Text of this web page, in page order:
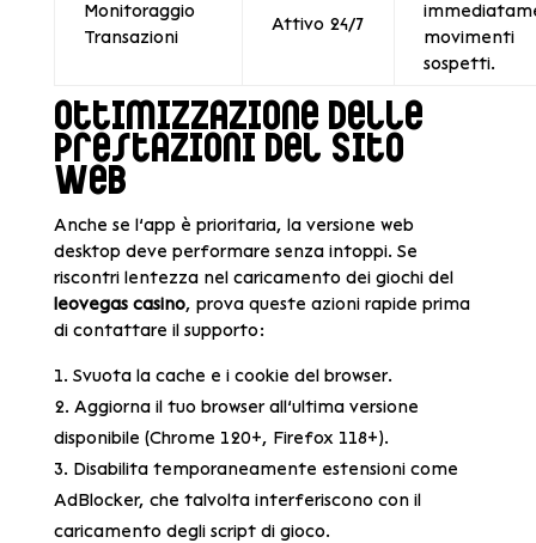
Monitoraggio
Transazioni
Attivo 24/7
movimenti
sospetti.
Ottimizzazione delle
Prestazioni del Sito
Web
Anche se l’app è prioritaria, la versione web
desktop deve performare senza intoppi. Se
riscontri lentezza nel caricamento dei giochi del
leovegas casino, prova queste azioni rapide prima
di contattare il supporto:
Svuota la cache e i cookie del browser.
Aggiorna il tuo browser all’ultima versione
disponibile (Chrome 120+, Firefox 118+).
Disabilita temporaneamente estensioni come
AdBlocker, che talvolta interferiscono con il
caricamento degli script di gioco.